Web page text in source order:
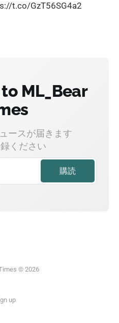
t.co/GzT56SG4a2
ML_Bear
ースが届きます
ください
© 2026
up